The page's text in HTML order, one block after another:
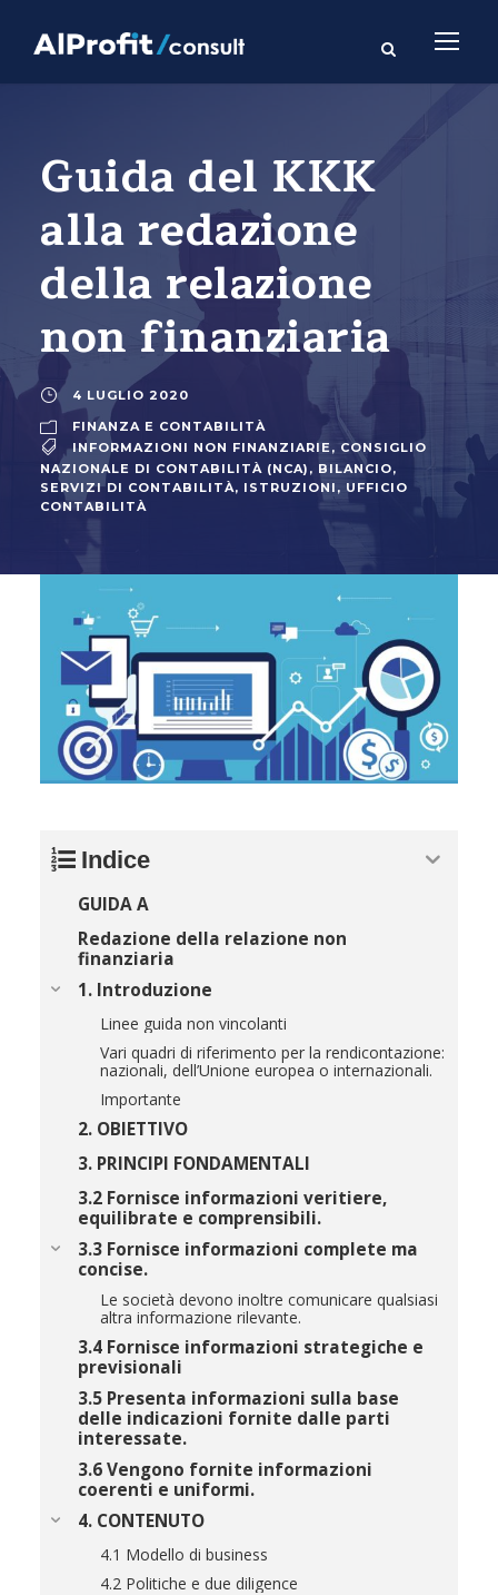
Guida del KKK
alla redazione
della relazione
non finanziaria
4 LUGLIO 2020
FINANZA E CONTABILITÀ
INFORMAZIONI NON FINANZIARIE, CONSIGLIO
NAZIONALE DI CONTABILITÀ (NCA) , BILANCIO,
SERVIZI DI CONTABILITÀ, ISTRUZIONI , UFFICIO
CONTABILITÀ
Indice
GUIDA A
Redazione della relazione non
finanziaria
1. Introduzione
Linee guida non vincolanti
Vari quadri di riferimento per la rendicontazione:
nazionali, dell’Unione europea o internazionali.
Importante
2. OBIETTIVO
3. PRINCIPI FONDAMENTALI
3.2 Fornisce informazioni veritiere,
equilibrate e comprensibili.
3.3 Fornisce informazioni complete ma
concise.
Le società devono inoltre comunicare qualsiasi
altra informazione rilevante.
3.4 Fornisce informazioni strategiche e
previsionali
3.5 Presenta informazioni sulla base
delle indicazioni fornite dalle parti
interessate.
3.6 Vengono fornite informazioni
coerenti e uniformi.
4. CONTENUTO
4.1 Modello di business
4.2 Politiche e due diligence